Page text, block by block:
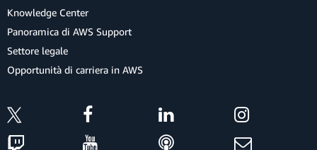
Knowledge Center
Panoramica di AWS Support
Settore legale
Opportunità di carriera in AWS